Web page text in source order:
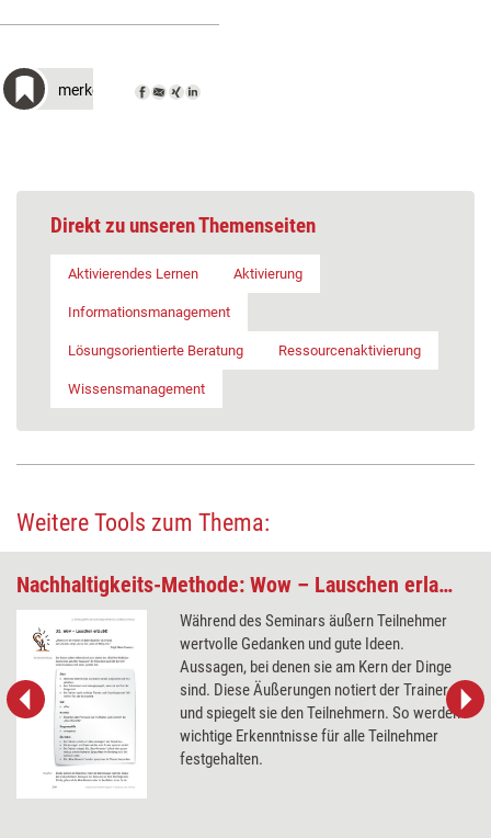
merken
Direkt zu unseren Themenseiten
Aktivierendes Lernen Aktivierung
Informationsmanagement
Lösungsorientierte Beratung Ressourcenaktivierung
Wissensmanagement
Weitere Tools zum Thema:
Nachhaltigkeits-Methode: Wow – Lauschen erlaubt!
Während des Seminars äußern Teilnehmer
wertvolle Gedanken und gute Ideen.
Aussagen, bei denen sie am Kern der Dinge
sind. Diese Äußerungen notiert der Trainer
und spiegelt sie den Teilnehmern. So werden
wichtige Erkenntnisse für alle Teilnehmer
festgehalten.